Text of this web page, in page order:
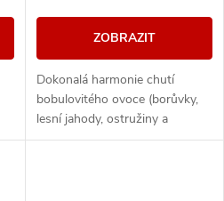
ZOBRAZIT
Dokonalá harmonie chutí
bobulovitého ovoce (borůvky,
lesní jahody, ostružiny a
maliny).